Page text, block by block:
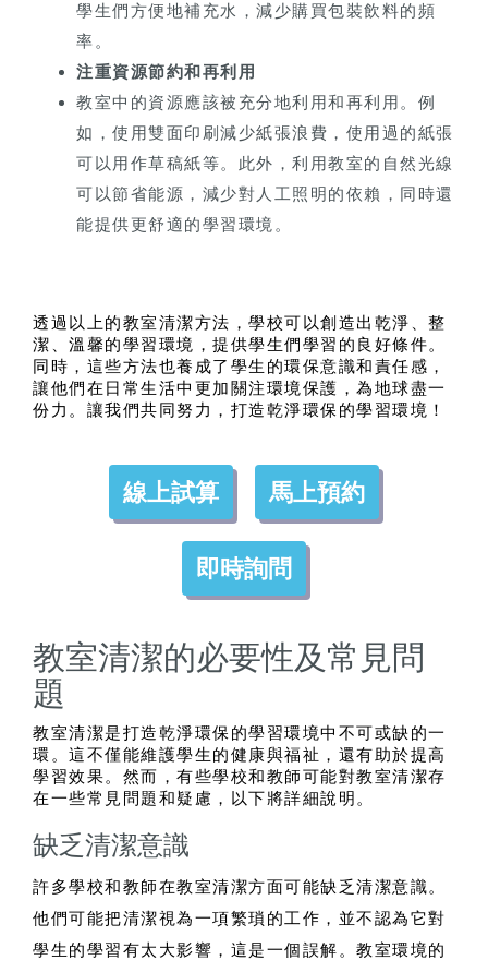
學生們方便地補充水，減少購買包裝飲料的頻
率。
注重資源節約和再利用
教室中的資源應該被充分地利用和再利用。例
如，使用雙面印刷減少紙張浪費，使用過的紙張
可以用作草稿紙等。此外，利用教室的自然光線
可以節省能源，減少對人工照明的依賴，同時還
能提供更舒適的學習環境。
透過以上的教室清潔方法，學校可以創造出乾淨、整
潔、溫馨的學習環境，提供學生們學習的良好條件。
同時，這些方法也養成了學生的環保意識和責任感，
讓他們在日常生活中更加關注環境保護，為地球盡一
份力。讓我們共同努力，打造乾淨環保的學習環境！
線上試算 馬上預約
即時詢問
教室清潔的必要性及常見問
題
教室清潔是打造乾淨環保的學習環境中不可或缺的一
環。這不僅能維護學生的健康與福祉，還有助於提高
學習效果。然而，有些學校和教師可能對教室清潔存
在一些常見問題和疑慮，以下將詳細說明。
缺乏清潔意識
許多學校和教師在教室清潔方面可能缺乏清潔意識。
他們可能把清潔視為一項繁瑣的工作，並不認為它對
學生的學習有太大影響，這是一個誤解。教室環境的